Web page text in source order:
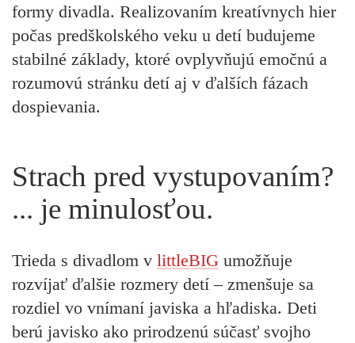
formy divadla. Realizovaním kreatívnych hier
počas predškolského veku u detí budujeme
stabilné základy, ktoré ovplyvňujú emočnú a
rozumovú stránku detí aj v ďalších fázach
dospievania.
Strach pred vystupovaním?
... je minulosťou.
Trieda s divadlom v littleBIG umožňuje
rozvíjať ďalšie rozmery detí – zmenšuje sa
rozdiel vo vnímaní javiska a hľadiska. Deti
berú javisko ako prirodzenú súčasť svojho